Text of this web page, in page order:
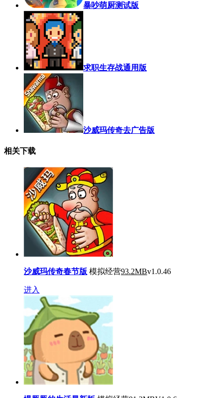
暴吵萌厨测试版
求职生存战通用版
沙威玛传奇去广告版
相关下载
沙威玛传奇春节版 模拟经营93.2MBv1.0.46
进入